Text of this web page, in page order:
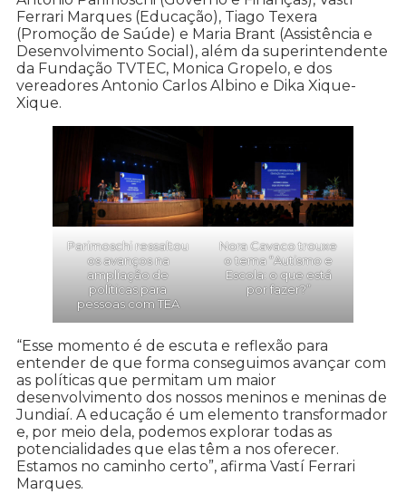
Ferrari Marques (Educação), Tiago Texera
(Promoção de Saúde) e Maria Brant (Assistência e
Desenvolvimento Social), além da superintendente
da Fundação TVTEC, Monica Gropelo, e dos
vereadores Antonio Carlos Albino e Dika Xique-
Xique.
Parimoschi ressaltou
os avanços na
ampliação de
políticas para
pessoas com TEA
Nora Cavaco trouxe
o tema “Autismo e
Escola: o que está
por fazer?”
“Esse momento é de escuta e reflexão para
entender de que forma conseguimos avançar com
as políticas que permitam um maior
desenvolvimento dos nossos meninos e meninas de
Jundiaí. A educação é um elemento transformador
e, por meio dela, podemos explorar todas as
potencialidades que elas têm a nos oferecer.
Estamos no caminho certo”, afirma Vastí Ferrari
Marques.